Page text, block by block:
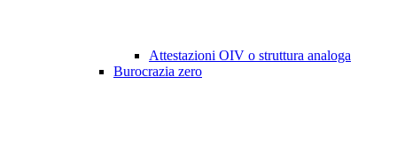
Attestazioni OIV o struttura analoga
Burocrazia zero